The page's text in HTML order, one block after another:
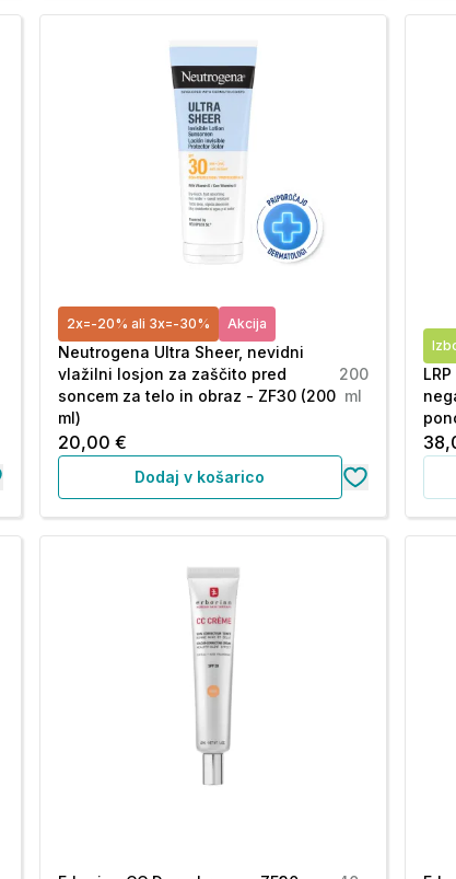
2x=-20% ali 3x=-30% Akcija
Neutrogena Ultra Sheer, nevidni
vlažilni losjon za zaščito pred
soncem za telo in obraz - ZF30 (200
ml)
200
ml
20,00 €
Dodaj v košarico